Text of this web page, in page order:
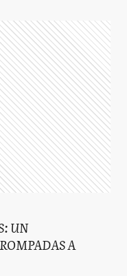
UN
A